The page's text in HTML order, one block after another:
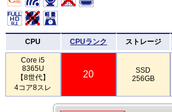
CPU CPUランク ストレージ
Core i5
8365U
【8世代】
4コア8スレ
20
SSD
256GB